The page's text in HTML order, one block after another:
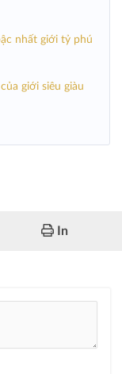
nhất giới tỷ phú
giới siêu giàu
In